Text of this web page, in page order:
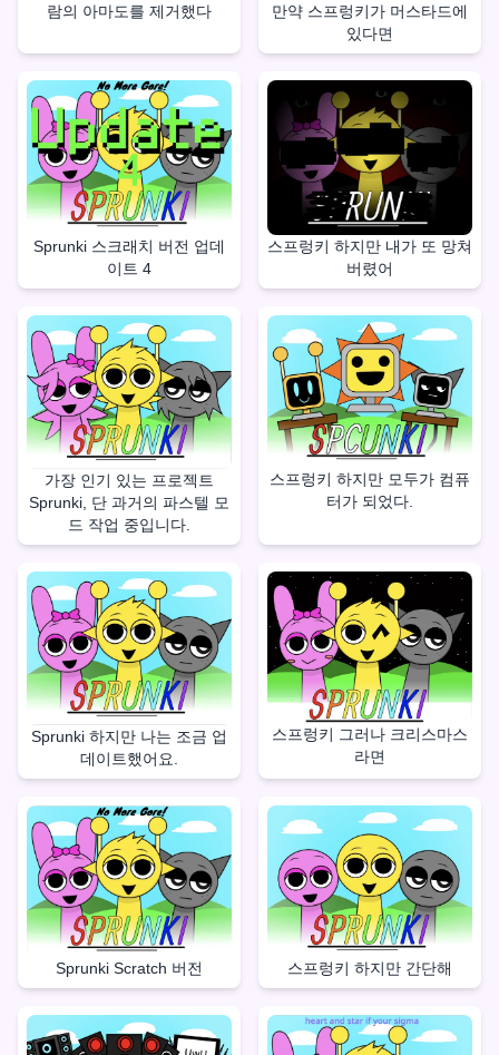
람의 아마도를 제거했다
만약 스프렁키가 머스타드에
있다면
Sprunki 스크래치 버전 업데
이트 4
스프렁키 하지만 내가 또 망쳐
버렸어
가장 인기 있는 프로젝트
Sprunki, 단 과거의 파스텔 모
드 작업 중입니다.
스프렁키 하지만 모두가 컴퓨
터가 되었다.
Sprunki 하지만 나는 조금 업
데이트했어요.
스프렁키 그러나 크리스마스
라면
Sprunki Scratch 버전 스프렁키 하지만 간단해